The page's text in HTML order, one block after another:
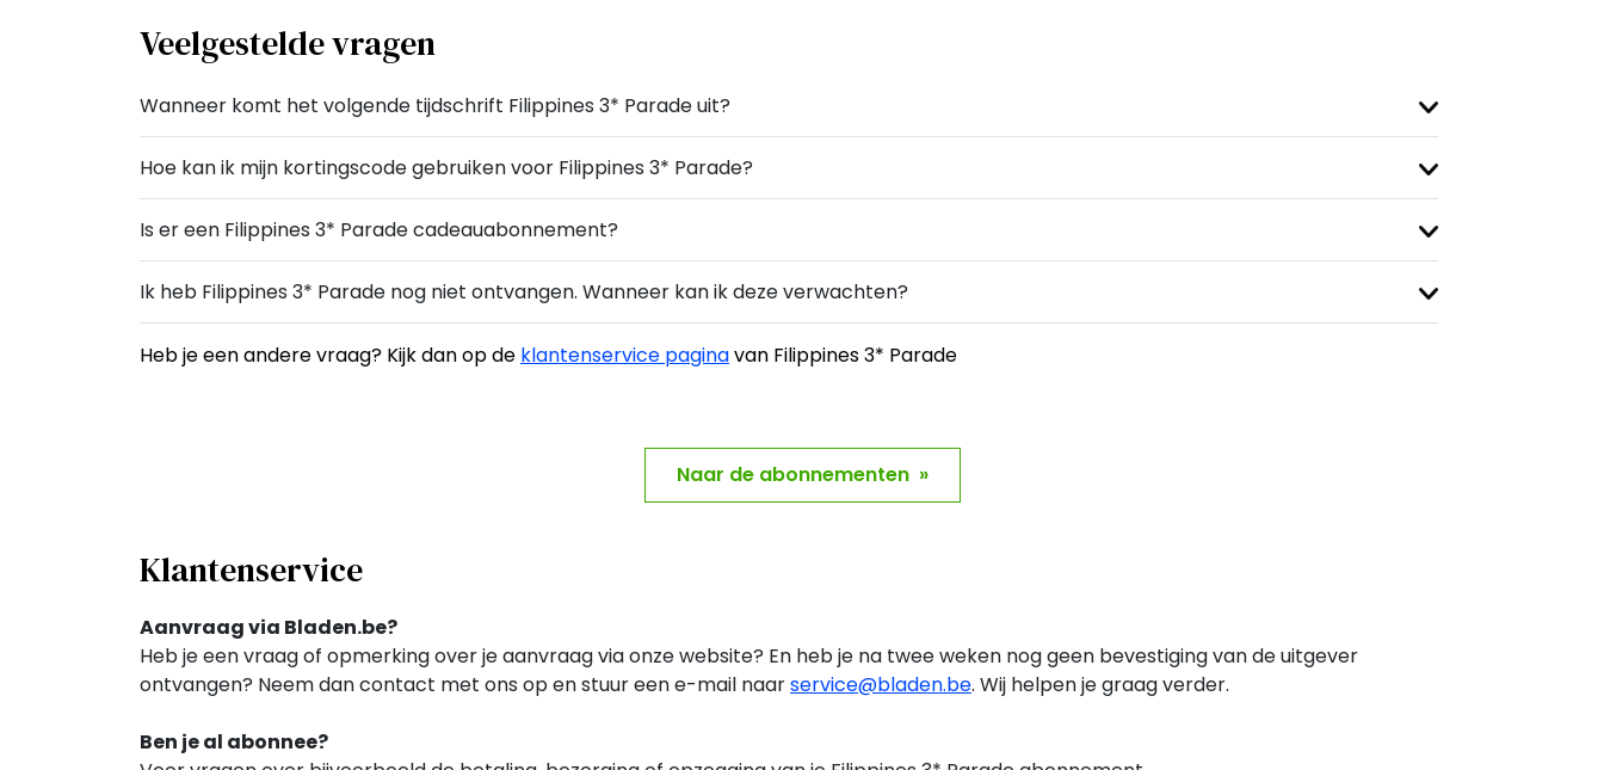
Veelgestelde vragen
Wanneer komt het volgende tijdschrift Filippines 3* Parade uit?
Hoe kan ik mijn kortingscode gebruiken voor Filippines 3* Parade?
Is er een Filippines 3* Parade cadeauabonnement?
Ik heb Filippines 3* Parade nog niet ontvangen. Wanneer kan ik deze verwachten?
Heb je een andere vraag? Kijk dan op de klantenservice paginavan Filippines 3* Parade
Naar de abonnementen »
Klantenservice
Aanvraag via Bladen.be?
Heb je een vraag of opmerking over je aanvraag via onze website? En heb je na twee weken nog geen bevestiging van de uitgever
ontvangen? Neem dan contact met ons op en stuur een e-mail naarservice@bladen.be. Wij helpen je graag verder.
Ben je al abonnee?